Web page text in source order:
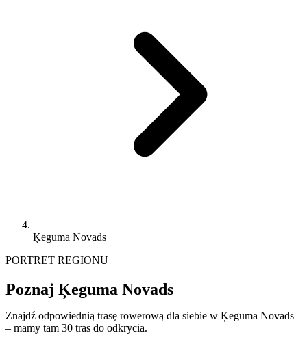
Ķeguma Novads
PORTRET REGIONU
Poznaj Ķeguma Novads
Znajdź odpowiednią trasę rowerową dla siebie w Ķeguma Novads
– mamy tam 30 tras do odkrycia.